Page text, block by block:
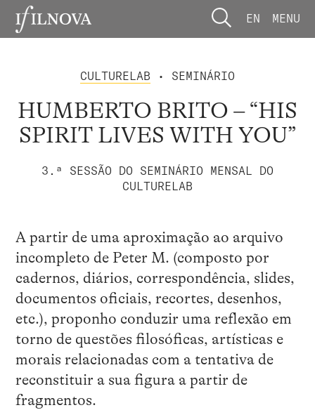
EN MENU
CULTURELAB • SEMINÁRIO
HUMBERTO BRITO – “HIS
SPIRIT LIVES WITH YOU”
3.ª SESSÃO DO SEMINÁRIO MENSAL DO
CULTURELAB
A partir de uma aproximação ao arquivo
incompleto de Peter M. (composto por
cadernos, diários, correspondência, slides,
documentos oficiais, recortes, desenhos,
etc.), proponho conduzir uma reflexão em
torno de questões filosóficas, artísticas e
morais relacionadas com a tentativa de
reconstituir a sua figura a partir de
fragmentos.